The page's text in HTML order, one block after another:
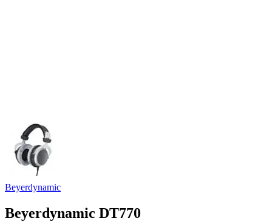
Beyerdynamic
Beyerdynamic DT770